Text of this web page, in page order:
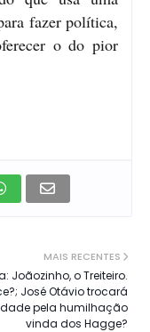
fazer política,
o do pior
MAIS RECENTES
Joãozinho, o Treiteiro.
José Otávio trocará
pela humilhação
vinda dos Hagge?